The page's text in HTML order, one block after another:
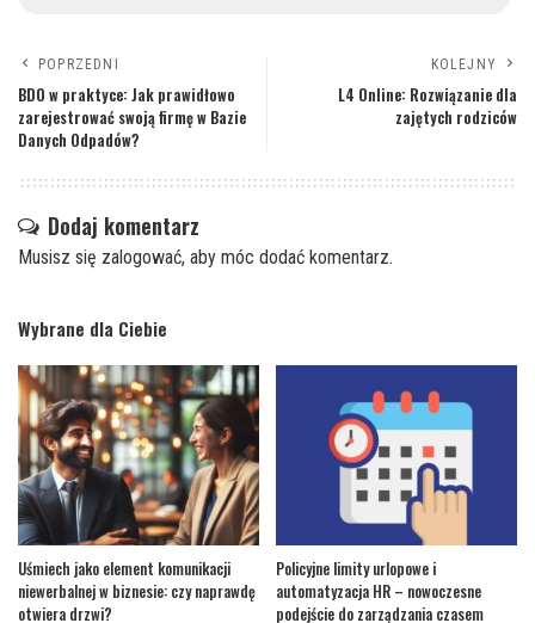
POPRZEDNI
BDO w praktyce: Jak prawidłowo
zarejestrować swoją firmę w Bazie
Danych Odpadów?
KOLEJNY
L4 Online: Rozwiązanie dla
zajętych rodziców
Dodaj komentarz
Musisz się zalogować, aby móc dodać komentarz.
Wybrane dla Ciebie
Uśmiech jako element komunikacji
niewerbalnej w biznesie: czy naprawdę
otwiera drzwi?
Policyjne limity urlopowe i
automatyzacja HR – nowoczesne
podejście do zarządzania czasem